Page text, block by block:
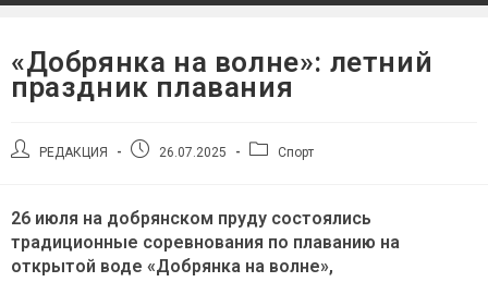
«Добрянка на волне»: летний
праздник плавания
АвторРЕДАКЦИЯ
Запись26.07.2025
Рубрика
Спорт
26 июля на добрянском пруду состоялись
традиционные соревнования по плаванию на
открытой воде «Добрянка на волне»,